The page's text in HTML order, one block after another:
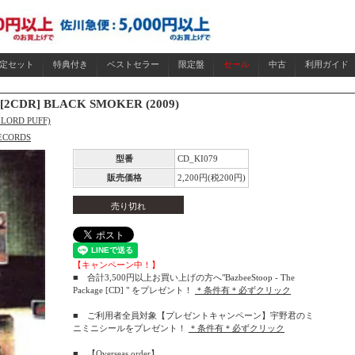
セット 特典付き ベストセラー 限定盤 セール 中古 利用ガイド
BLACK SMOKER (2009)
PUFF)
型番
CD_KI079
販売価格
2,200円(税200円)
売り切れ
【キャンペーン中！】
■ 合計3,500円以上お買い上げの方へ"BazbeeStoop - The
Package [CD] " をプレゼント！
＊条件有＊必ずクリック
■ ご利用者全員対象【プレゼントキャンペーン】宇野君のミ
ニミニシールをプレゼント！
＊条件有＊必ずクリック